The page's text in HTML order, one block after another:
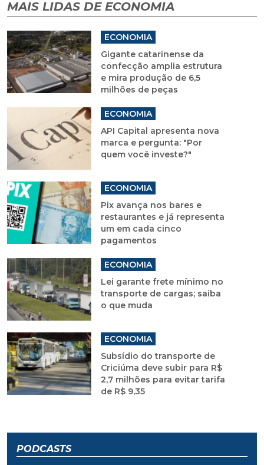
MAIS LIDAS DE ECONOMIA
ECONOMIA
Gigante catarinense da
confecção amplia estrutura
e mira produção de 6,5
milhões de peças
ECONOMIA
API Capital apresenta nova
marca e pergunta: "Por
quem você investe?"
ECONOMIA
Pix avança nos bares e
restaurantes e já representa
um em cada cinco
pagamentos
ECONOMIA
Lei garante frete mínimo no
transporte de cargas; saiba
o que muda
ECONOMIA
Subsídio do transporte de
Criciúma deve subir para R$
2,7 milhões para evitar tarifa
de R$ 9,35
PODCASTS